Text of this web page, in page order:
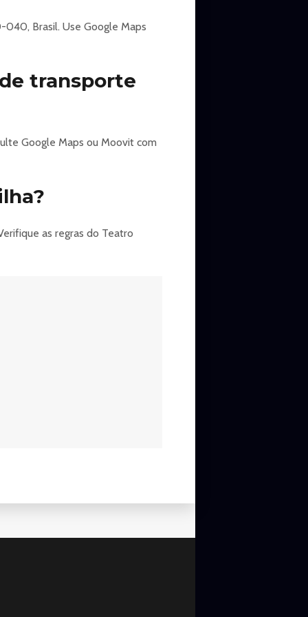
040, Brasil. Use Google Maps
transporte
Google Maps ou Moovit com
as regras do Teatro